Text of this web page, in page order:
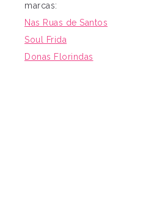
marcas:
Nas Ruas de Santos
Soul Frida
Donas Florindas